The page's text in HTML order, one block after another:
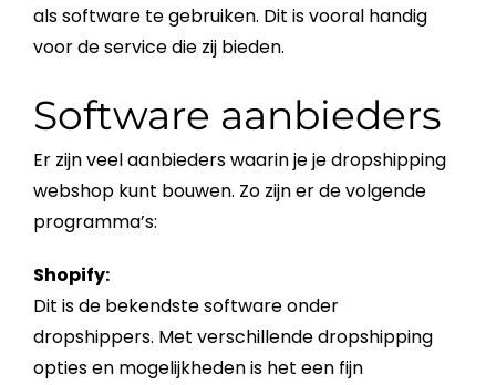
als software te gebruiken. Dit is vooral handig
voor de service die zij bieden.
Software aanbieders
Er zijn veel aanbieders waarin je jedropshipping
webshopkunt bouwen. Zo zijn er de volgende
programma’s:
Shopify:
Dit is de bekendste software onder
dropshippers. Met verschillendedropshipping
opties en mogelijkheden is het een fijn